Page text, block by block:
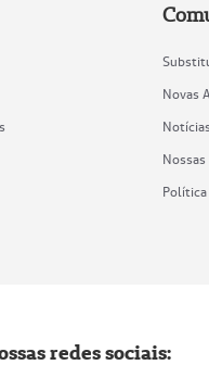
Novas
Notícias
Nossas
Política
redes sociais: